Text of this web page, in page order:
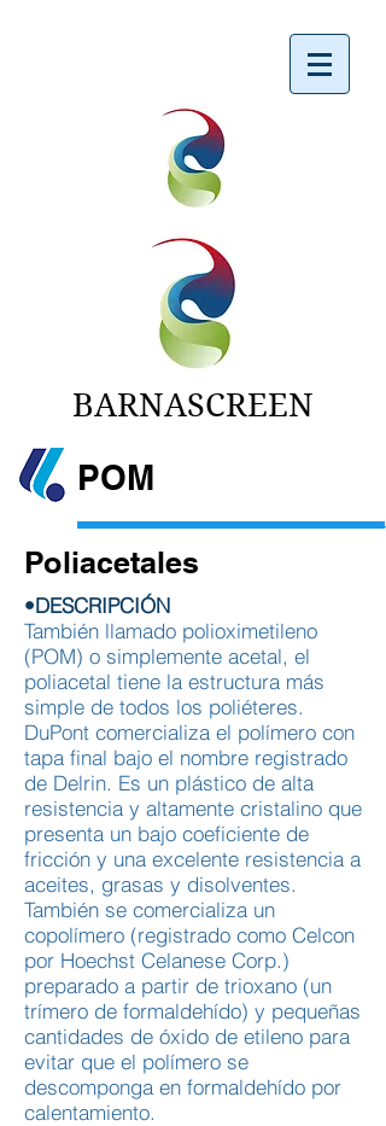
BARNASCREEN
POM
Poliacetales
•DESCRIPCIÓN
También llamado polioximetileno
(POM) o simplemente acetal, el
poliacetal tiene la estructura más
simple de todos los poliéteres.
DuPont comercializa el polímero con
tapa final bajo el nombre registrado
de Delrin. Es un plástico de alta
resistencia y altamente cristalino que
presenta un bajo coeficiente de
fricción y una excelente resistencia a
aceites, grasas y disolventes.
También se comercializa un
copolímero (registrado como Celcon
por Hoechst Celanese Corp.)
preparado a partir de trioxano (un
trímero de formaldehído) y pequeñas
cantidades de óxido de etileno para
evitar que el polímero se
descomponga en formaldehído por
calentamiento.